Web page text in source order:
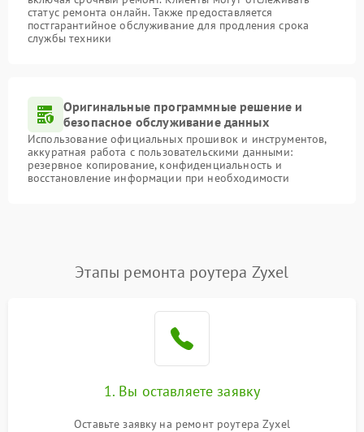
статус ремонта онлайн. Также предоставляется
постгарантийное обслуживание для продления срока
службы техники
Оригинальные программные решение и
безопасное обслуживание данных
Использование официальных прошивок и инструментов,
аккуратная работа с пользовательскими данными:
резервное копирование, конфиденциальность и
восстановление информации при необходимости
Этапы ремонта роутера Zyxel
1. Вы оставляете заявку
Оставьте заявку на ремонт роутера Zyxel